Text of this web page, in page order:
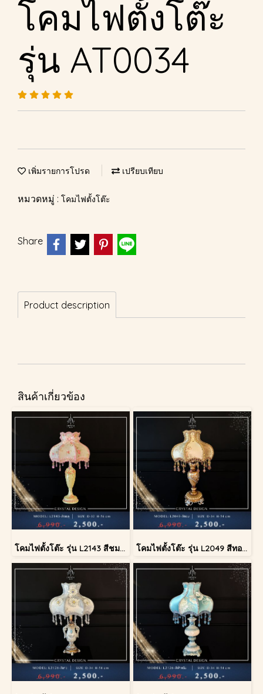
โคมไฟตั้งโต๊ะ
รุ่น AT0034
เพิ่มรายการโปรด เปรียบเทียบ
หมวดหมู่ : โคมไฟตั้งโต๊ะ
Share
Product description
สินค้าเกี่ยวข้อง
โคมไฟตั้งโต๊ะ รุ่น L2143 สีชมพู (ตั้งโต๊ะ) โคมไฟตั้งโต๊ะ รุ่น L2049 สีทอง (ตั้งโต๊ะ)